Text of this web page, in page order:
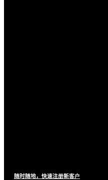
随时随地，快速注册新客户